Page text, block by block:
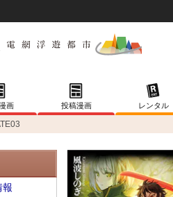
画 投稿漫画 レンタル
報